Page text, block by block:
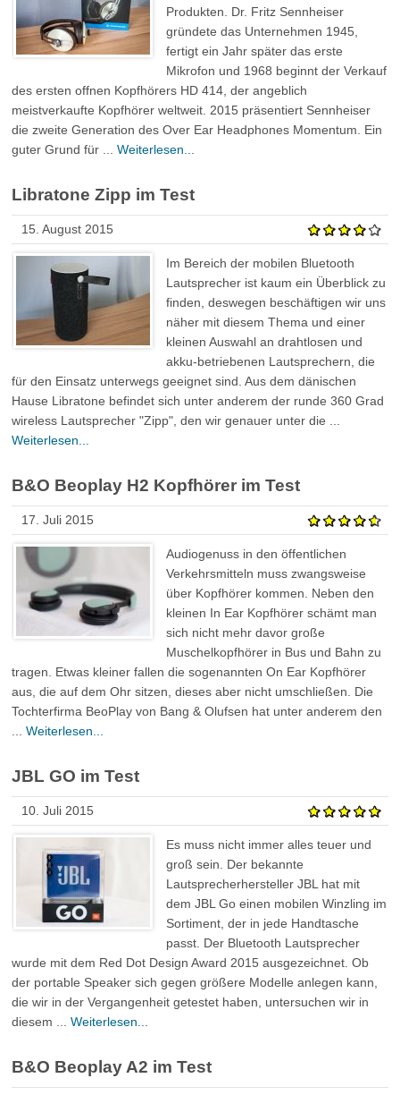
Produkten. Dr. Fritz Sennheiser
gründete das Unternehmen 1945,
fertigt ein Jahr später das erste
Mikrofon und 1968 beginnt der Verkauf
des ersten offnen Kopfhörers HD 414, der angeblich
meistverkaufte Kopfhörer weltweit. 2015 präsentiert Sennheiser
die zweite Generation des Over Ear Headphones Momentum. Ein
guter Grund für ...Weiterlesen...
Libratone Zipp im Test
15. August 2015
Im Bereich der mobilen Bluetooth
Lautsprecher ist kaum ein Überblick zu
finden, deswegen beschäftigen wir uns
näher mit diesem Thema und einer
kleinen Auswahl an drahtlosen und
akku-betriebenen Lautsprechern, die
für den Einsatz unterwegs geeignet sind. Aus dem dänischen
Hause Libratone befindet sich unter anderem der runde 360 Grad
wireless Lautsprecher "Zipp", den wir genauer unter die ...
Weiterlesen...
B&O Beoplay H2 Kopfhörer im Test
17. Juli 2015
Audiogenuss in den öffentlichen
Verkehrsmitteln muss zwangsweise
über Kopfhörer kommen. Neben den
kleinen In Ear Kopfhörer schämt man
sich nicht mehr davor große
Muschelkopfhörer in Bus und Bahn zu
tragen. Etwas kleiner fallen die sogenannten On Ear Kopfhörer
aus, die auf dem Ohr sitzen, dieses aber nicht umschließen. Die
Tochterfirma BeoPlay von Bang & Olufsen hat unter anderem den
...Weiterlesen...
JBL GO im Test
10. Juli 2015
Es muss nicht immer alles teuer und
groß sein. Der bekannte
Lautsprecherhersteller JBL hat mit
dem JBL Go einen mobilen Winzling im
Sortiment, der in jede Handtasche
passt. Der Bluetooth Lautsprecher
wurde mit dem Red Dot Design Award 2015 ausgezeichnet. Ob
der portable Speaker sich gegen größere Modelle anlegen kann,
die wir in der Vergangenheit getestet haben, untersuchen wir in
diesem ...Weiterlesen...
B&O Beoplay A2 im Test